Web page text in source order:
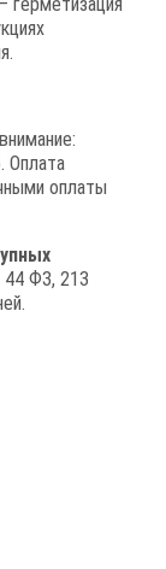
Оплата
оплаты
44 ФЗ, 213